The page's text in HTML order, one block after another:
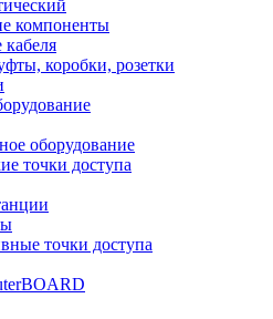
компоненты
коробки, розетки
оборудование
точки доступа
точки доступа